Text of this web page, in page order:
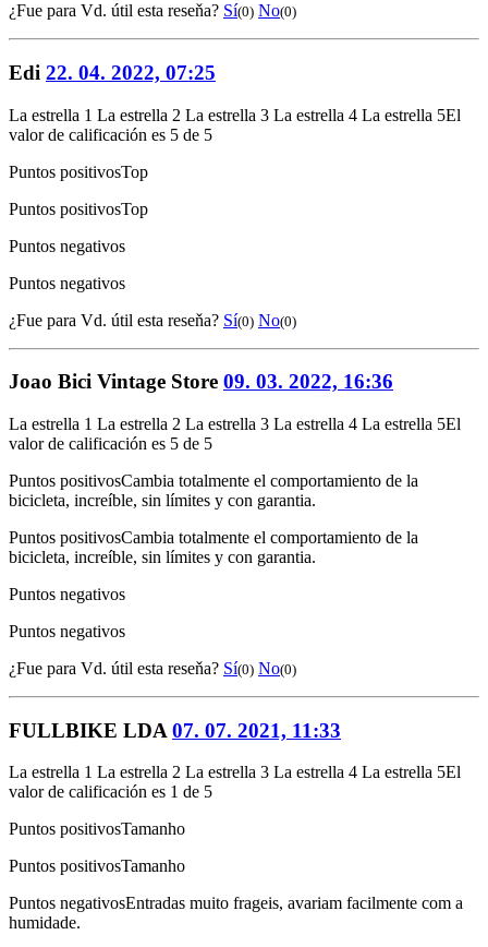
¿Fue para Vd. útil esta reseňa? Sí(0) No(0)
Edi 22. 04. 2022, 07:25
La estrella 1 La estrella 2 La estrella 3 La estrella 4 La estrella 5El
valor de calificación es 5 de 5
Puntos positivosTop
Puntos positivosTop
Puntos negativos
Puntos negativos
¿Fue para Vd. útil esta reseňa? Sí(0) No(0)
Joao Bici Vintage Store 09. 03. 2022, 16:36
La estrella 1 La estrella 2 La estrella 3 La estrella 4 La estrella 5El
valor de calificación es 5 de 5
Puntos positivosCambia totalmente el comportamiento de la
bicicleta, increíble, sin límites y con garantia.
Puntos positivosCambia totalmente el comportamiento de la
bicicleta, increíble, sin límites y con garantia.
Puntos negativos
Puntos negativos
¿Fue para Vd. útil esta reseňa? Sí(0) No(0)
FULLBIKE LDA 07. 07. 2021, 11:33
La estrella 1 La estrella 2 La estrella 3 La estrella 4 La estrella 5El
valor de calificación es 1 de 5
Puntos positivosTamanho
Puntos positivosTamanho
Puntos negativosEntradas muito frageis, avariam facilmente com a
humidade.